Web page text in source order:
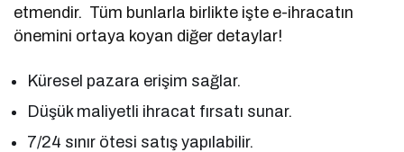
etmendir. Tüm bunlarla birlikte işte e-ihracatın
önemini ortaya koyan diğer detaylar!
Küresel pazara erişim sağlar.
Düşük maliyetli ihracat fırsatı sunar.
7/24 sınır ötesi satış yapılabilir.